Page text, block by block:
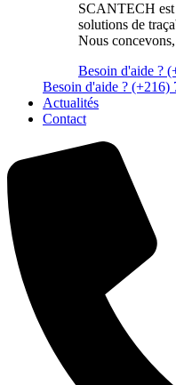
SCANTECH est
solutions de
Nous
Besoin d'aide ?
Besoin d'aide ? (+216)
Actualités
Contact